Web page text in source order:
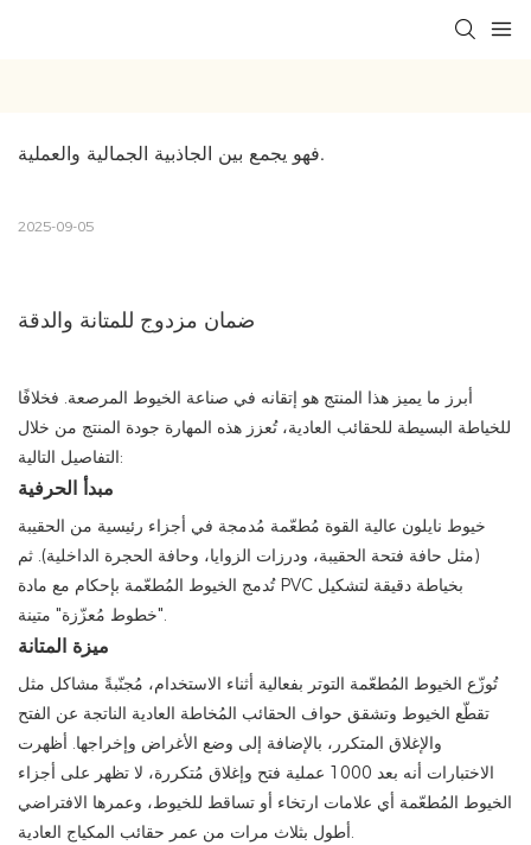
فهو يجمع بين الجاذبية الجمالية والعملية.
2025-09-05
ضمان مزدوج للمتانة والدقة
أبرز ما يميز هذا المنتج هو إتقانه في صناعة الخيوط المرصعة. فخلافًا
للخياطة البسيطة للحقائب العادية، تُعزز هذه المهارة جودة المنتج من خلال
التفاصيل التالية:
مبدأ الحرفية
خيوط نايلون عالية القوة مُطعّمة مُدمجة في أجزاء رئيسية من الحقيبة
(مثل حافة فتحة الحقيبة، ودرزات الزوايا، وحافة الحجرة الداخلية). ثم
تُدمج الخيوط المُطعّمة بإحكام مع مادة PVC بخياطة دقيقة لتشكيل
"خطوط مُعزّزة" متينة.
ميزة المتانة
تُوزّع الخيوط المُطعّمة التوتر بفعالية أثناء الاستخدام، مُجنّبةً مشاكل مثل
تقطّع الخيوط وتشقق حواف الحقائب المُخاطة العادية الناتجة عن الفتح
والإغلاق المتكرر، بالإضافة إلى وضع الأغراض وإخراجها. أظهرت
الاختبارات أنه بعد 1000 عملية فتح وإغلاق مُتكررة، لا تظهر على أجزاء
الخيوط المُطعّمة أي علامات ارتخاء أو تساقط للخيوط، وعمرها الافتراضي
أطول بثلاث مرات من عمر حقائب المكياج العادية.